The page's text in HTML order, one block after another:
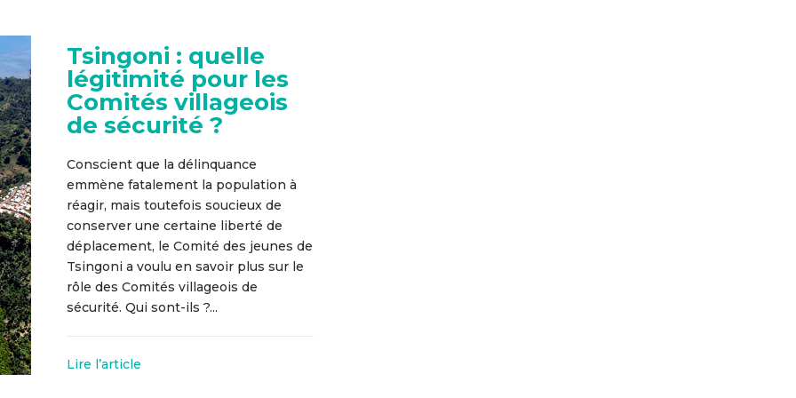
Tsingoni : quelle
légitimité pour les
Comités villageois
de sécurité ?
Conscient que la délinquance
emmène fatalement la population à
réagir, mais toutefois soucieux de
conserver une certaine liberté de
déplacement, le Comité des jeunes de
Tsingoni a voulu en savoir plus sur le
rôle des Comités villageois de
sécurité. Qui sont-ils ?...
Lire l’article